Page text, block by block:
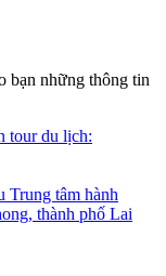
bạn những thông tin
tour du lịch:
tâm hành
thành phố Lai